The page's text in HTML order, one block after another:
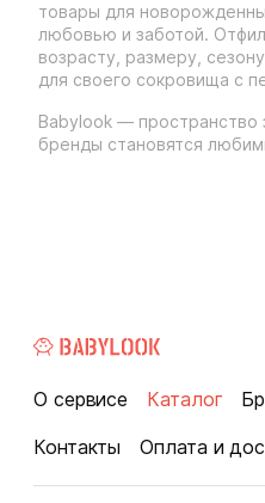
товары для
любовью и заботой.
возрасту, размеру,
для своего сокровища с
Babylook — пространство
бренды становятся
О сервисе Каталог
Контакты
Оплата и